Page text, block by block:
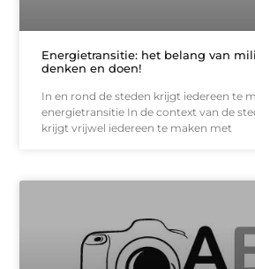
Energietransitie: het belang van
denken en doen!
In en rond de steden krijgt iedereen te
energietransitie In de context van de
krijgt vrijwel iedereen te maken met